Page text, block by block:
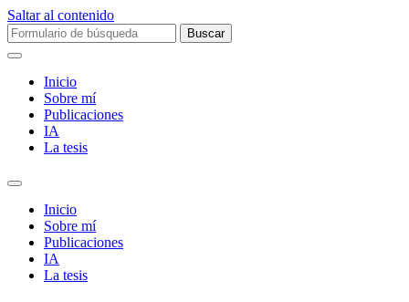
Saltar al contenido
Buscar:
Inicio
Sobre mí­
Publicaciones
IA
La tesis
Alternar
campo
búsqueda
Inicio
Sobre mí­
Publicaciones
IA
La tesis